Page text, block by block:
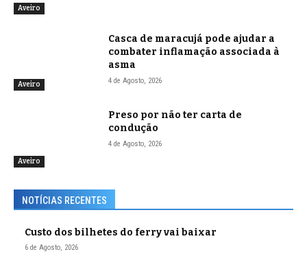
Aveiro
Aveiro
Casca de maracujá pode ajudar a
combater inflamação associada à
asma
4 de Agosto, 2026
Aveiro
Preso por não ter carta de
condução
4 de Agosto, 2026
NOTÍCIAS RECENTES
Custo dos bilhetes do ferry vai baixar
6 de Agosto, 2026